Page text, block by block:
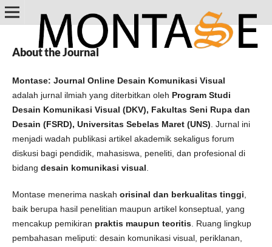
About the Journal
Montase: Journal Online Desain Komunikasi Visual
adalah jurnal ilmiah yang diterbitkan oleh Program Studi
Desain Komunikasi Visual (DKV), Fakultas Seni Rupa dan
Desain (FSRD), Universitas Sebelas Maret (UNS) . Jurnal ini
menjadi wadah publikasi artikel akademik sekaligus forum
diskusi bagi pendidik, mahasiswa, peneliti, dan profesional di
bidang desain komunikasi visual
Montase menerima naskah orisinal dan berkualitas tinggi
baik berupa hasil penelitian maupun artikel konseptual, yang
mencakup pemikiran praktis maupun teoritis. Ruang lingkup
pembahasan meliputi: desain komunikasi visual, periklanan,